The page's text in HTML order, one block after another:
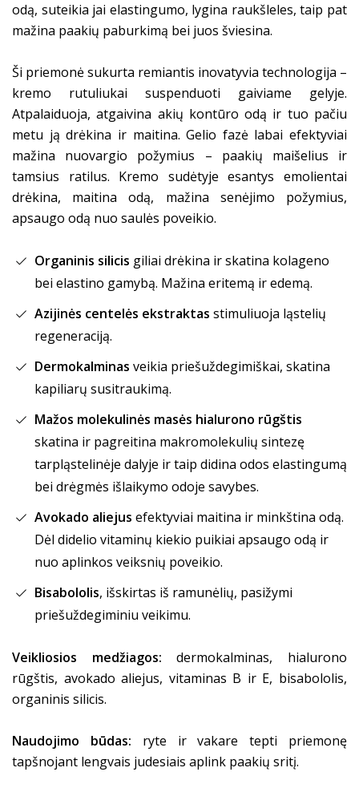
odą, suteikia jai elastingumo, lygina raukšleles, taip pat
mažina paakių paburkimą bei juos šviesina.
Ši priemonė sukurta remiantis inovatyvia technologija –
kremo rutuliukai suspenduoti gaiviame gelyje.
Atpalaiduoja, atgaivina akių kontūro odą ir tuo pačiu
metu ją drėkina ir maitina. Gelio fazė labai efektyviai
mažina nuovargio požymius – paakių maišelius ir
tamsius ratilus. Kremo sudėtyje esantys emolientai
drėkina, maitina odą, mažina senėjimo požymius,
apsaugo odą nuo saulės poveikio.
Organinis silicis giliai drėkina ir skatina kolageno
bei elastino gamybą. Mažina eritemą ir edemą.
Azijinės centelės ekstraktas stimuliuoja ląstelių
regeneraciją.
Dermokalminas veikia priešuždegimiškai, skatina
kapiliarų susitraukimą.
Mažos molekulinės masės hialurono rūgštis
skatina ir pagreitina makromolekulių sintezę
tarpląstelinėje dalyje ir taip didina odos elastingumą
bei drėgmės išlaikymo odoje savybes.
Avokado aliejus efektyviai maitina ir minkština odą.
Dėl didelio vitaminų kiekio puikiai apsaugo odą ir
nuo aplinkos veiksnių poveikio.
Bisabololis, išskirtas iš ramunėlių, pasižymi
priešuždegiminiu veikimu.
Veikliosios medžiagos: dermokalminas, hialurono
rūgštis, avokado aliejus, vitaminas B ir E, bisabololis,
organinis silicis.
Naudojimo būdas: ryte ir vakare tepti priemonę
tapšnojant lengvais judesiais aplink paakių sritį.